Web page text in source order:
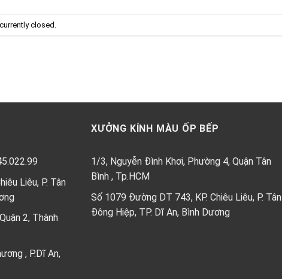
closed.
Liêu, P. Tân
2, Thành
, P.Dĩ An,
XƯỞNG KÍNH MÀU ỐP BẾP
1/3, Nguyễn Đình Khơi, Phường 4, Quận Tân
Bình , Tp.HCM
Số 1079 Đường DT 743, KP. Chiêu Liêu, P. Tân
Đông Hiệp, TP. Dĩ An, Bình Dương